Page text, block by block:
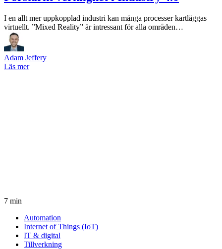
I en allt mer uppkopplad industri kan många processer kartläggas
virtuellt. ”Mixed Reality” är intressant för alla områden…
Adam Jeffery
Läs mer
7 min
Automation
Internet of Things (IoT)
IT & digital
Tillverkning